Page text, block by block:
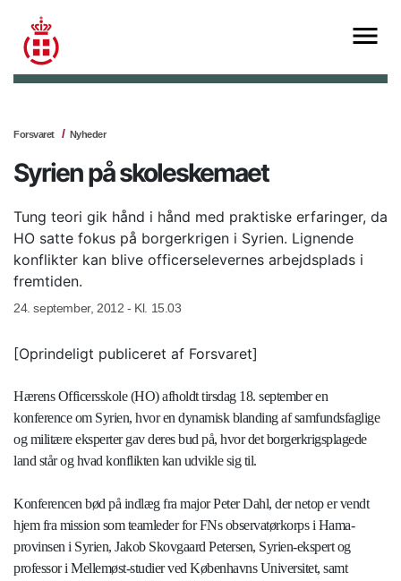
Forsvaret Nyheder
Syrien på skoleskemaet
Tung teori gik hånd i hånd med praktiske erfaringer, da
HO satte fokus på borgerkrigen i Syrien. Lignende
konflikter kan blive officerselevernes arbejdsplads i
fremtiden.
24. september, 2012 - Kl. 15.03
[Oprindeligt publiceret af Forsvaret]
Hærens Officersskole (HO) afholdt tirsdag 18. september en
konference om Syrien, hvor en dynamisk blanding af samfundsfaglige
og militære eksperter gav deres bud på, hvor det borgerkrigsplagede
land står og hvad konflikten kan udvikle sig til.
Konferencen bød på indlæg fra major Peter Dahl, der netop er vendt
hjem fra mission som teamleder for FNs observatørkorps i Hama-
provinsen i Syrien, Jakob Skovgaard Petersen, Syrien-ekspert og
professor i Mellemøst-studier ved Københavns Universitet, samt